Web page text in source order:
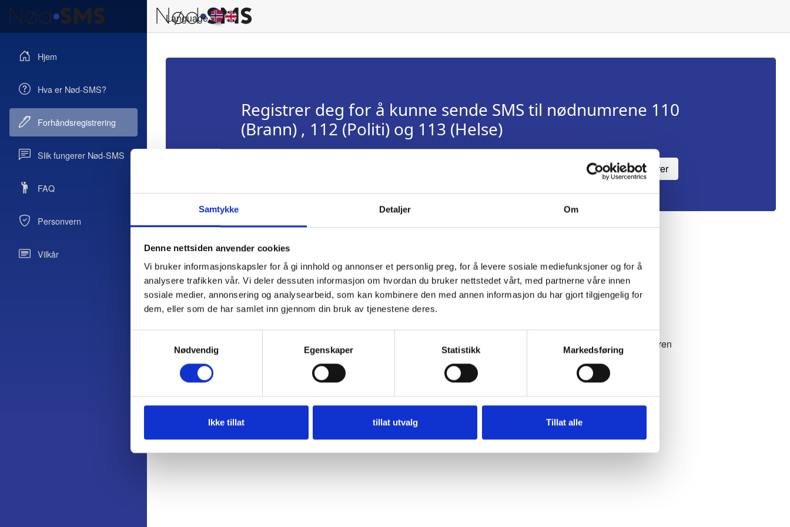
Samtykke Detaljer Om
Denne nettsiden anvender cookies
Vi bruker informasjonskapsler for å gi innhold og annonser et personlig preg, for å levere sosiale mediefunksjoner og for å
analysere trafikken vår. Vi deler dessuten informasjon om hvordan du bruker nettstedet vårt, med partnerne våre innen
sosiale medier, annonsering og analysearbeid, som kan kombinere den med annen informasjon du har gjort tilgjengelig for
dem, eller som de har samlet inn gjennom din bruk av tjenestene deres.
Nødvendig
Egenskaper Statistikk Markedsføring
Ikke tillat tillat utvalg Tillat alle
Hjem
Hva er Nød-SMS?
Forhåndsregistrering
Slik fungerer Nød-SMS
FAQ
Personvern
Vilkår
Language
Registrer deg for å kunne sende SMS til nødnumrene 110
(Brann) , 112 (Politi) og 113 (Helse)
Registrer
I en nødsituasjon kan du som har registrert mobilnummeret ditt sende SMS til nødnummer 110,
112 eller 113. For å spare tid bør meldingen inneholde informasjon om:
HVOR du er.
HVA det gjelder.
På nødmeldesentralen kommer SMSen din inn i samme system som taleanropene, og operatøren
sender deg en bekreftelse på at meldingen er mottatt. Deretter får du oppfølgingsspørsmål via
SMS slik at operatøren får nok informasjon til å vurdere situasjonen og sende riktig hjelp til rett